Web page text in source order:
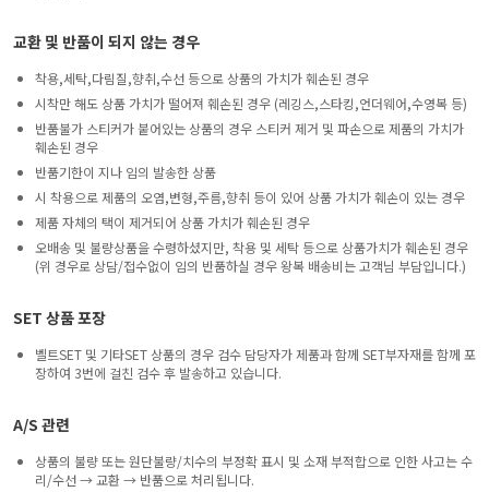
교환 및 반품이 되지 않는 경우
착용,세탁,다림질,향취,수선 등으로 상품의 가치가 훼손된 경우
시착만 해도 상품 가치가 떨어져 훼손된 경우 (레깅스,스타킹,언더웨어,수영복 등)
반품불가 스티커가 붙어있는 상품의 경우 스티커 제거 및 파손으로 제품의 가치가
훼손된 경우
반품기한이 지나 임의 발송한 상품
시 착용으로 제품의 오염,변형,주름,향취 등이 있어 상품 가치가 훼손이 있는 경우
제품 자체의 택이 제거되어 상품 가치가 훼손된 경우
오배송 및 불량상품을 수령하셨지만, 착용 및 세탁 등으로 상품가치가 훼손된 경우
(위 경우로 상담/접수없이 임의 반품하실 경우 왕복 배송비는 고객님 부담입니다.)
SET 상품 포장
벨트SET 및 기타SET 상품의 경우 검수 담당자가 제품과 함께 SET부자재를 함께 포
장하여 3번에 걸친 검수 후 발송하고 있습니다.
A/S 관련
상품의 불량 또는 원단불량/치수의 부정확 표시 및 소재 부적합으로 인한 사고는 수
리/수선 → 교환 → 반품으로 처리됩니다.